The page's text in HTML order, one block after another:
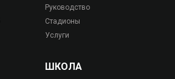
Руководство
Стадионы
Услуги
ШКОЛА